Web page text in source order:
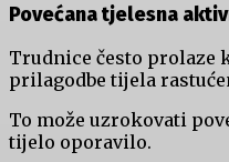
Povećana tjelesna
Trudnice često prolaze
prilagodbe tijela
To može uzrokovati
tijelo oporavilo.